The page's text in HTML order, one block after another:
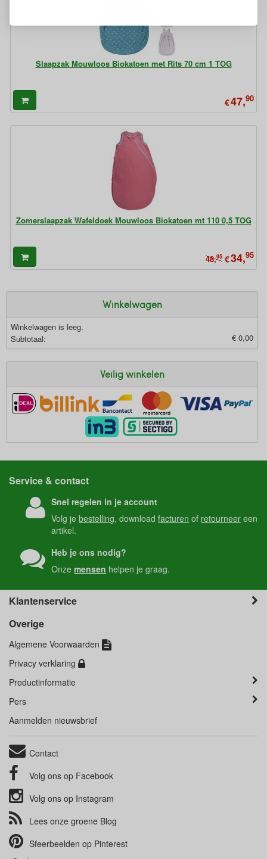
Slaapzak Mouwloos Biokatoen met Rits 70 cm 1 TOG
€47,90
Zomerslaapzak Wafeldoek Mouwloos Biokatoen mt 110 0,5 TOG
48,95 €34,95
Winkelwagen
Winkelwagen is leeg.
Subtotaal:
€ 0,00
Veilig winkelen
Service & contact
Snel regelen in je account
Volg jebestelling, downloadfacturen of retourneer een
artikel.
Heb je ons nodig?
Onzemensen helpen je graag.
Klantenservice
Overige
Algemene Voorwaarden
Privacy verklaring
Productinformatie
Pers
Aanmelden nieuwsbrief
Contact
Volg ons op Facebook
Volg ons op Instagram
Lees onze groene Blog
Sfeerbeelden op Pinterest